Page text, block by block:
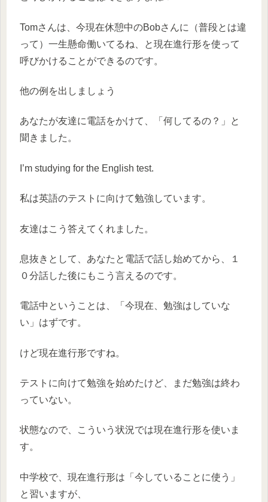
Tomさんは、今現在休憩中のBobさんに（普段とは違
って）一生懸命働いてるね、と現在進行形を使って
呼びかけることができるのです。
他の例を出しましょう
あなたが友達に電話をかけて、「何してるの？」と
聞きました。
I’m studying for the English test.
私は英語のテストに向けて勉強しています。
友達はこう答えてくれました。
息抜きとして、 あなたと電話で話し始めてから、１
０分話した後にもこう言えるのです。
電話中ということは、
「今現在、勉強はしていな
い」 はずです。
けど現在進行形ですね。
テストに向けて勉強を始めたけど、まだ勉強は終わ
っていない。
状態なので、こういう状況では現在進行形を使いま
す。
中学校で、現在進行形は「今していることに使う」
と習いますが、